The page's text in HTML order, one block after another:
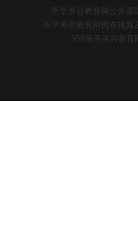
医学美容教育网公开
医学美容教育网拥有视
368医美美容教育